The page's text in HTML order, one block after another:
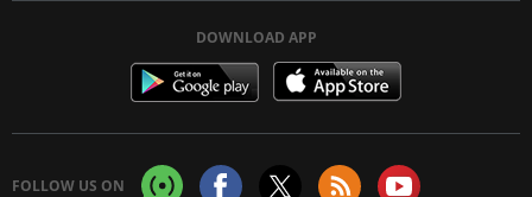
DOWNLOAD APP
FOLLOW US ON